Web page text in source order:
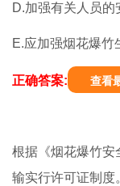
D.加强有关人员的
E.应加强烟花爆竹
正确答案: 查看
根据《烟花爆竹安
输实行许可证制度